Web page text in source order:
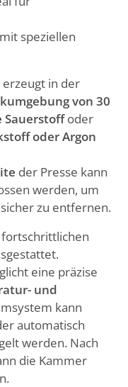
speziellen
erzeugt in der
von 30
Sauerstoffoder
oder Argon
der Presse kann
werden, um
zu entfernen.
fortschrittlichen
eine präzise
und
kann
automatisch
werden. Nach
die Kammer